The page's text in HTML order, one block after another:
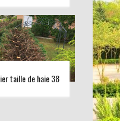
taille de haie 38